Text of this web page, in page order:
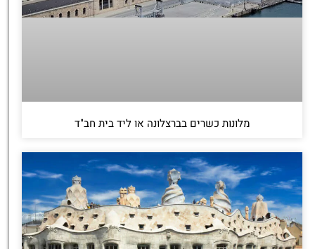
מלונות כשרים בברצלונה או ליד בית חב"ד